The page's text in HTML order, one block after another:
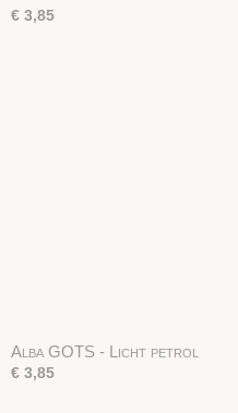
€ 3,85
Alba GOTS - Licht petrol
€ 3,85